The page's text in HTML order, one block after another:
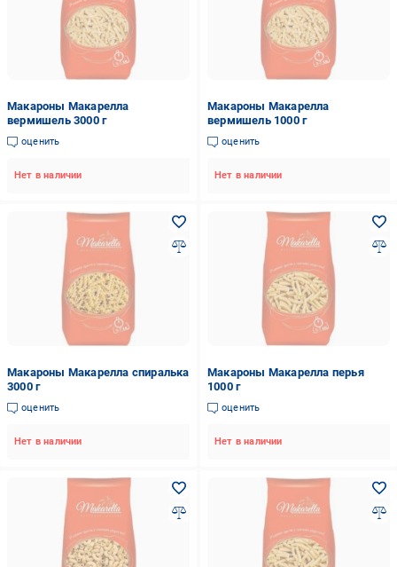
Макароны Макарелла
вермишель 3000 г
оценить
Нет в наличии
Макароны Макарелла
вермишель 1000 г
оценить
Нет в наличии
Макароны Макарелла спиралька
3000 г
оценить
Нет в наличии
Макароны Макарелла перья
1000 г
оценить
Нет в наличии